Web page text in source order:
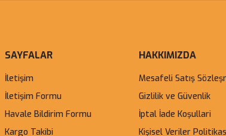
SAYFALAR
İletişim
İletişim Formu
Havale Bildirim Formu
Kargo Takibi
HAKKIMIZDA
Mesafeli Satış
Gizlilik ve Güvenlik
İptal İade Koşullari
Kişisel Veriler